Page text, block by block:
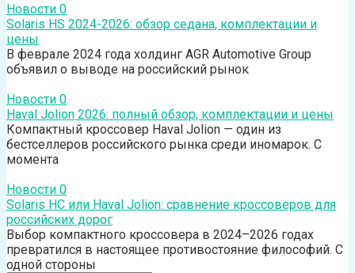
Новости 0
Solaris HS 2024-2026: обзор седана, комплектации и
цены
В феврале 2024 года холдинг AGR Automotive Group
объявил о выводе на российский рынок
Новости 0
Haval Jolion 2026: полный обзор, комплектации и цены
Компактный кроссовер Haval Jolion — один из
бестселлеров российского рынка среди иномарок. С
момента
Новости 0
Solaris HC или Haval Jolion: сравнение кроссоверов для
российских дорог
Выбор компактного кроссовера в 2024–2026 годах
превратился в настоящее противостояние философий. С
одной стороны